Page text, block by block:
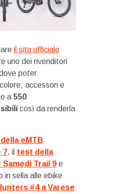
il sito ufficiale
uno dei rivenditori
poter
accessori e
a 550
così da renderla
eMTB
7, il test della
Trail 9 e
in sella alle ebike
#4 a Varese